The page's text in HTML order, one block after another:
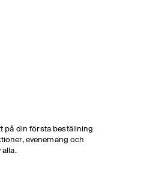
på din första beställning
evenemang och
alla.